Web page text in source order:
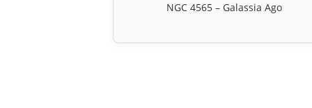
NGC 4565 – Galassia Ago